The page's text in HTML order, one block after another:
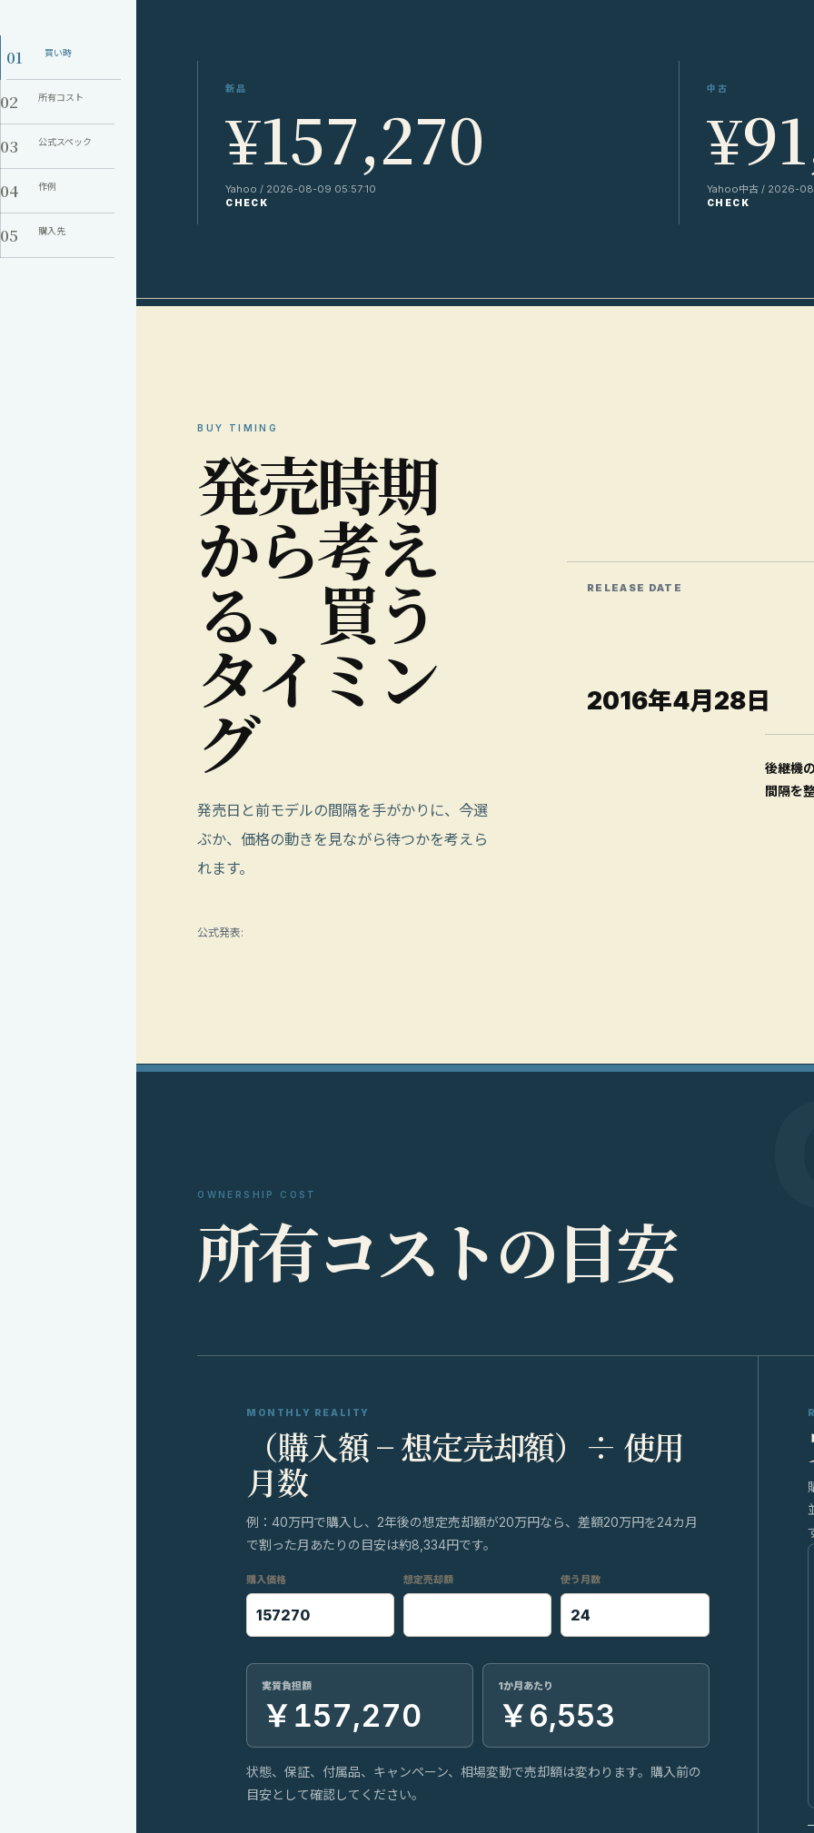
01 買い時
02 所有コスト
03 公式スペック
04 作例
05 購入先
新品
¥157,270
Yahoo / 2026-08-09 05:57:10
CHECK
中古
Yahoo中古 / 2026-
CHECK
BUY TIMING
発売時期
から考え
る、 買う
タイ ミ ン
グ
発売日と前モデルの間隔を手がかりに、今選
ぶか、価格の動きを見ながら待つかを考えら
れます。
公式発表:
RELEASE DATE
2016年4月28日
後継機
間隔を
OWNERSHIP COST
所有コス トの目安
MONTHLY REALITY
（購入額 − 想定売却額）÷ 使用
月数
例：40万円で購入し、2年後の想定売却額が20万円なら、差額20万円を24カ月
で割った月あたりの目安は約8,334円です。
購入価格 想定売却額 使う月数
実質負担額
￥157,270
1か月あたり
￥6,553
状態、保証、付属品、キャンペーン、相場変動で売却額は変わります。購入前の
目安として確認してください。